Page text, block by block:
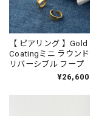
【 ピアリング 】Gold
Coatingミニ ラウンド
リバーシブル フープ
¥26,600